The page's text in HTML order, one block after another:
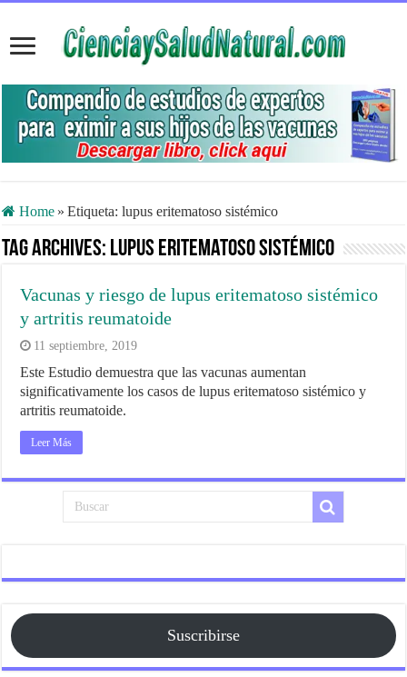
Home » Etiqueta:lupus eritematoso sistémico
Tag Archives: lupus eritematoso sistémico
Vacunas y riesgo de lupus eritematoso sistémico
y artritis reumatoide
11 septiembre, 2019
Este Estudio demuestra que las vacunas aumentan
significativamente los casos de lupus eritematoso sistémico y
artritis reumatoide.
Leer Más
Suscribirse